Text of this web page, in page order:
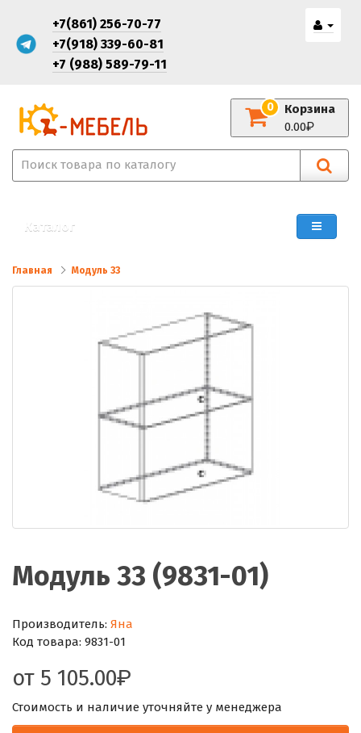
+7(861) 256-70-77
+7(918) 339-60-81
+7 (988) 589-79-11
Корзина
0
0.00
Каталог
Главная Модуль 33
Модуль 33 (9831-01)
Производитель: Яна
Код товара: 9831-01
от 5 105.00
Стоимость и наличие уточняйте у менеджера